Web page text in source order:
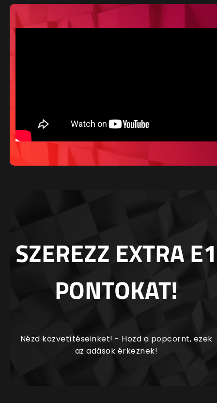
SZEREZZ EXTRA E1
PONTOKAT!
Nézd közvetítéseinket! - Hozd a popcornt, ezek
az adások érkeznek!